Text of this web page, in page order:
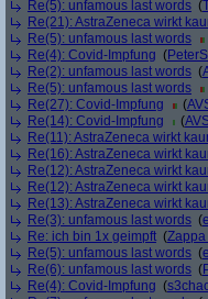
Re(5): unfamous last words (
Re(21): AstraZeneca wirkt
Re(5): unfamous last words
Re(4): Covid-Impfung (
Re(2): unfamous last words (
Re(5): unfamous last words
Re(27): Covid-Impfung
(
Re(14): Covid-Impfung
(
Re(11): AstraZeneca wirkt
Re(16): AstraZeneca wirkt
Re(12): AstraZeneca wirkt
Re(12): AstraZeneca wirkt
Re(13): AstraZeneca wirkt
Re(3): unfamous last words (
Re: ich bin 1x geimpft (Zappa
Re(5): unfamous last words (
Re(6): unfamous last words (
Re(4): Covid-Impfung (